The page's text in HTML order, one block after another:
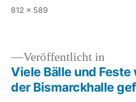
812 × 589
Veröffentlicht in
Viele Bälle und Feste
der Bismarckhalle